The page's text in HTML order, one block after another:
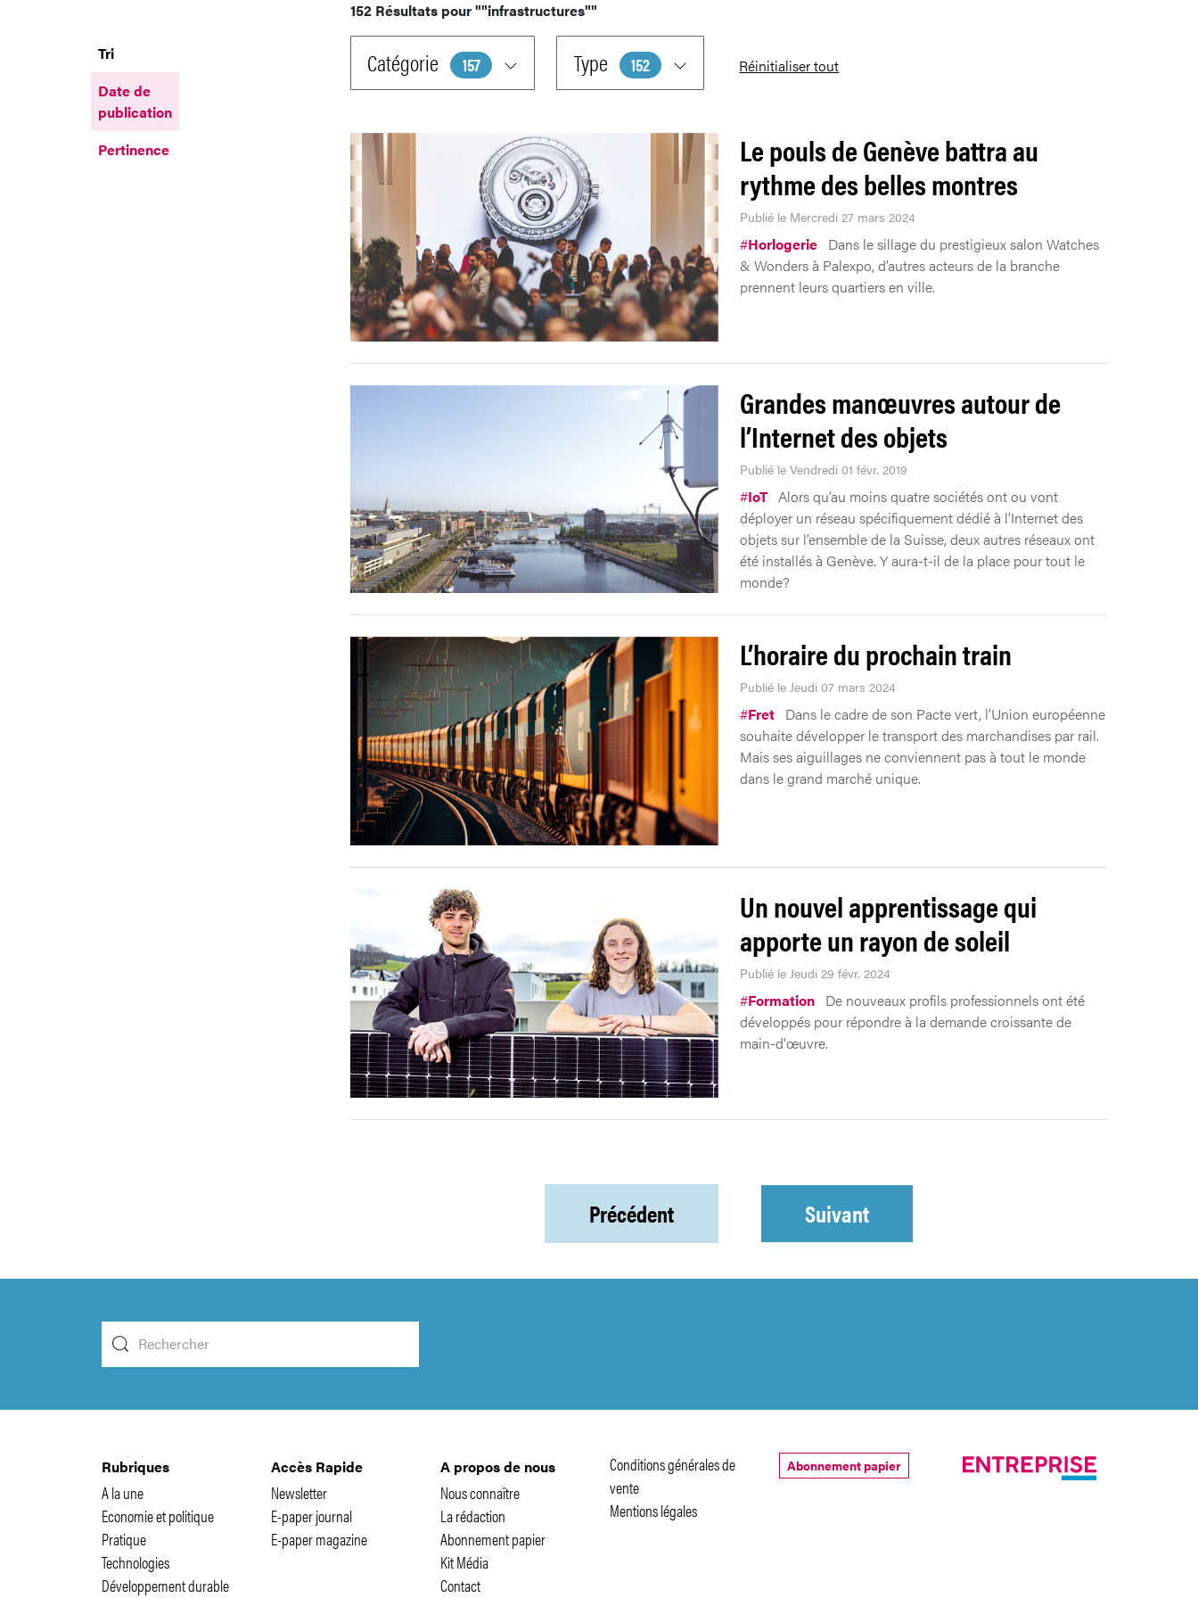
152 Résultats pour""infrastructures""
Tri
Date de
publication
Pertinence
Catégorie 157 Type 152 Réinitialiser tout
Le pouls de Genève battra au
rythme des belles montres
Publié le Mercredi 27 mars 2024
#Horlogerie Dans le sillage du prestigieux salon Watches
& Wonders à Palexpo, d’autres acteurs de la branche
prennent leurs quartiers en ville.
Grandes manœuvres autour de
l’Internet des objets
Publié le Vendredi 01 févr. 2019
#IoT Alors qu’au moins quatre sociétés ont ou vont
déployer un réseau spécifiquement dédié à l’Internet des
objets sur l’ensemble de la Suisse, deux autres réseaux ont
été installés à Genève. Y aura-t-il de la place pour tout le
monde?
L’horaire du prochain train
Publié le Jeudi 07 mars 2024
#Fret Dans le cadre de son Pacte vert, l’Union européenne
souhaite développer le transport des marchandises par rail.
Mais ses aiguillages ne conviennent pas à tout le monde
dans le grand marché unique.
Un nouvel apprentissage qui
apporte un rayon de soleil
Publié le Jeudi 29 févr. 2024
#Formation De nouveaux profils professionnels ont été
développés pour répondre à la demande croissante de
main-d'œuvre.
Précédent Suivant
Rubriques
A la une
Economie et politique
Pratique
Technologies
Développement durable
Accès Rapide
Newsletter
E-paper journal
E-paper magazine
A propos de nous
Nous connaître
La rédaction
Abonnement papier
Kit Média
Contact
Conditions générales de
vente
Mentions légales
Abonnement papier